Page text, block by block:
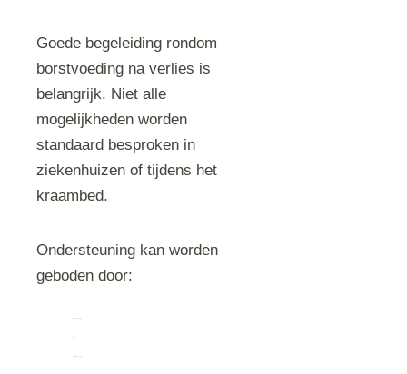
Goede begeleiding rondom
borstvoeding na verlies is
belangrijk. Niet alle
mogelijkheden worden
standaard besproken in
ziekenhuizen of tijdens het
kraambed.
Ondersteuning kan worden
geboden door: